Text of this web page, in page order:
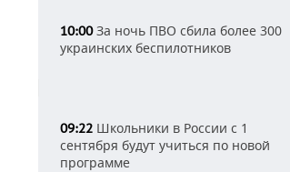
10:00За ночь ПВО сбила более 300
украинских беспилотников
09:22 Школьники в России с 1
сентября будут учиться по новой
программе